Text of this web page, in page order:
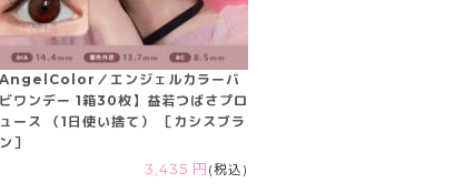
AngelColor／エンジェルカラーバ
ワンデー 1箱30枚】益若つばさプロ
ース （1日使い捨て） ［カシスブラ
］
3,435 円 (税込)